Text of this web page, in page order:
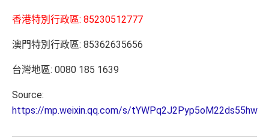
香港特別行政區: 85230512777
澳門特別行政區: 85362635656
台灣地區: 0080 185 1639
Source:
https://mp.weixin.qq.com/s/tYWPq2J2Pyp5oM22ds55hw